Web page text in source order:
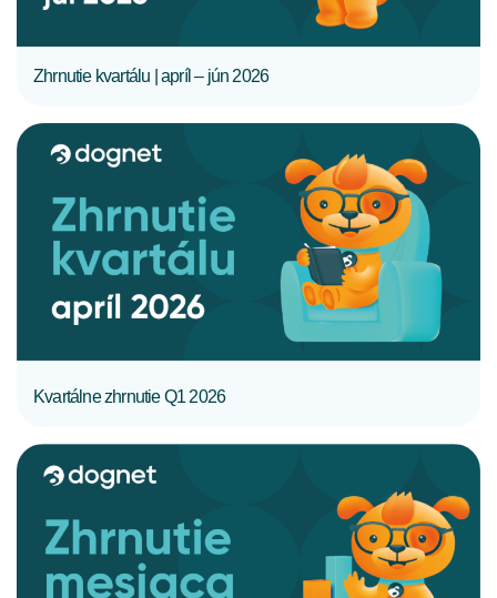
Zhrnutie kvartálu | apríl – jún 2026
Kvartálne zhrnutie Q1 2026